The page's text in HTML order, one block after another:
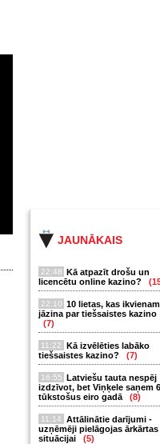
JAUNĀKAIS
22:48 Kā atpazīt drošu un
licencētu online kazino?
22:10 10 lietas, kas ikvienam
jāzina par tiešsaistes kazino
(7)
11:22
Kā izvēlēties labāko
tiešsaistes kazino?
(7)
16:55 Latviešu tauta nespēj
izdzīvot, bet Viņķele saņem
tūkstošus eiro gadā
(8)
11:14
Attālinātie darījumi -
uzņēmēji pielāgojas ārkārtas
situācijai
(5)